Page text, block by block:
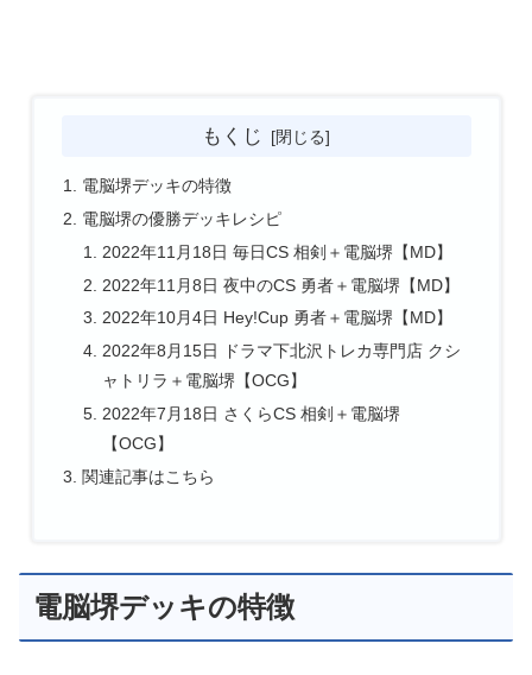
もくじ
電脳堺デッキの特徴
電脳堺の優勝デッキレシピ
2022年11月18日 毎日CS 相剣＋電脳堺【MD】
2022年11月8日 夜中のCS 勇者＋電脳堺【MD】
2022年10月4日 Hey!Cup 勇者＋電脳堺【MD】
2022年8月15日 ドラマ下北沢トレカ専門店 クシ
ャトリラ＋電脳堺【OCG】
2022年7月18日 さくらCS 相剣＋電脳堺
【OCG】
関連記事はこちら
電脳堺デッキの特徴